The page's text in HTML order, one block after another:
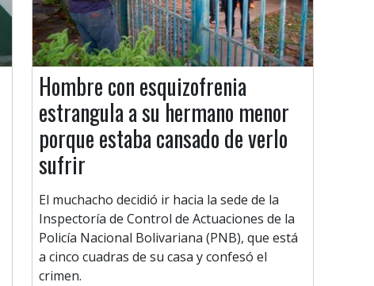
Hombre con esquizofrenia
estrangula a su hermano menor
porque estaba cansado de verlo
sufrir
El muchacho decidió ir hacia la sede de la
Inspectoría de Control de Actuaciones de la
Policía Nacional Bolivariana (PNB), que está
a cinco cuadras de su casa y confesó el
crimen.